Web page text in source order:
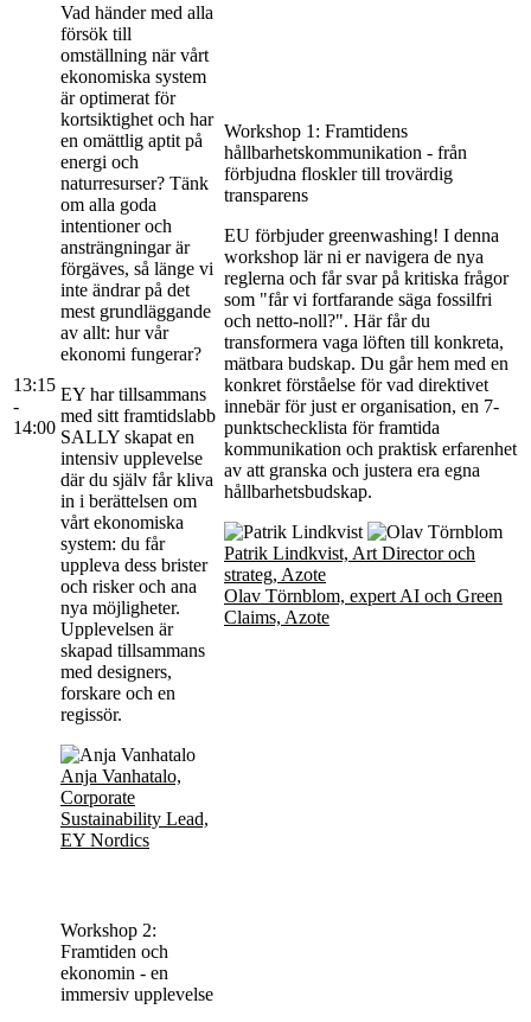
13:15
-
14:00
Vad händer med alla
försök till
omställning när vårt
ekonomiska system
är optimerat för
kortsiktighet och har
en omättlig aptit på
energi och
naturresurser? Tänk
om alla goda
intentioner och
ansträngningar är
förgäves, så länge vi
inte ändrar på det
mest grundläggande
av allt: hur vår
ekonomi fungerar?
EY har tillsammans
med sitt framtidslabb
SALLY skapat en
intensiv upplevelse
där du själv får kliva
in i berättelsen om
vårt ekonomiska
system: du får
uppleva dess brister
och risker och ana
nya möjligheter.
Upplevelsen är
skapad tillsammans
med designers,
forskare och en
regissör.
Anja Vanhatalo,
Corporate
Sustainability Lead,
EY Nordics
Workshop 1: Framtidens
hållbarhetskommunikation - från
förbjudna floskler till trovärdig
transparens
EU förbjuder greenwashing! I denna
workshop lär ni er navigera de nya
reglerna och får svar på kritiska frågor
som "får vi fortfarande säga fossilfri
och netto-noll?". Här får du
transformera vaga löften till konkreta,
mätbara budskap. Du går hem med en
konkret förståelse för vad direktivet
innebär för just er organisation, en 7-
punktschecklista för framtida
kommunikation och praktisk erfarenhet
av att granska och justera era egna
hållbarhetsbudskap.
Patrik Lindkvist, Art Director och
strateg, Azote
Olav Törnblom, expert AI och Green
Claims, Azote
Workshop 2:
Framtiden och
ekonomin - en
immersiv upplevelse